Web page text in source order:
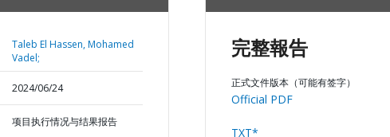
Taleb El Hassen, Mohamed
Vadel;
2024/06/24
项目执行情况与结果报告
完整報告
正式文件版本（可能有签字）
Official PDF
TXT*